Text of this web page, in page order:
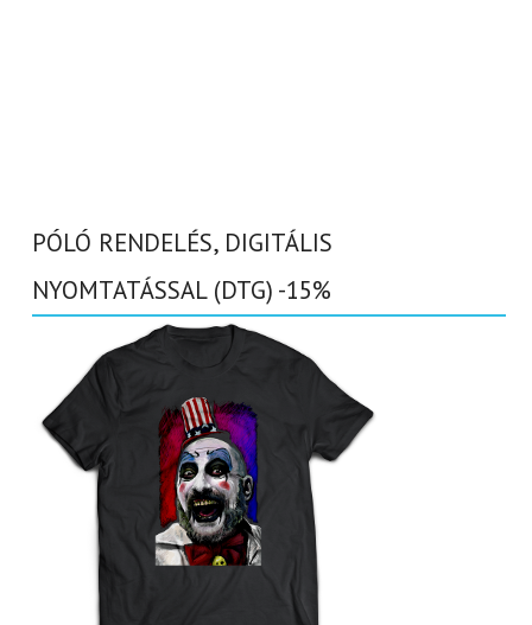
PÓLÓ RENDELÉS, DIGITÁLIS
NYOMTATÁSSAL (DTG) -15%